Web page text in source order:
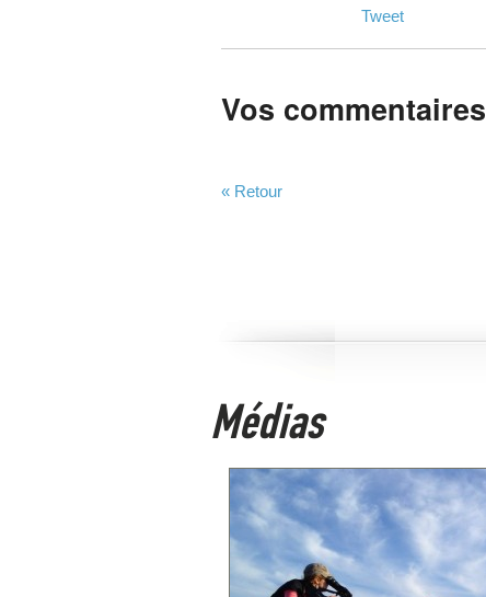
Tweet
Vos commentaires
« Retour
Médias